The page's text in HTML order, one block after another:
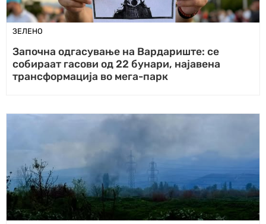
ЗЕЛЕНО
Започна одгасување на Вардариште: се
собираат гасови од 22 бунари, најавена
трансформација во мега-парк